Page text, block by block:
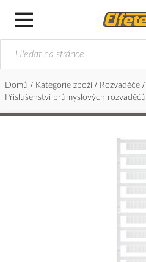
Domů Kategorie zboží Rozvaděče
Příslušenství průmyslových rozvaděčů